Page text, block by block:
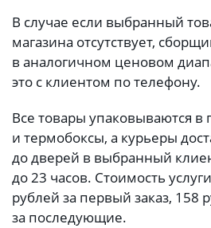
В случае если выбранный
магазина отсутствует,
в аналогичном ценовом
это с клиентом по телефону.
Все товары упаковываются в
и термобоксы, а курьеры
до дверей в выбранный
до 23 часов. Стоимость
рублей за первый заказ, 158
за последующие.